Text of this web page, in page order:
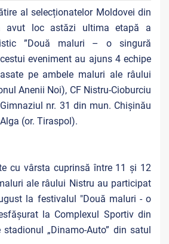
al selecționatelor Moldovei din
avut loc astăzi ultima etapă a
”Două maluri – o singură
eveniment au ajuns 4 echipe
pe ambele maluri ale râului
Anenii Noi), CF Nistru-Cioburciu
nr. 31 din mun. Chișinău
(or. Tiraspol).
cu vârsta cuprinsă între 11 și 12
ale râului Nistru au participat
la festivalul "Două maluri - o
la Complexul Sportiv din
„Dinamo-Auto” din satul